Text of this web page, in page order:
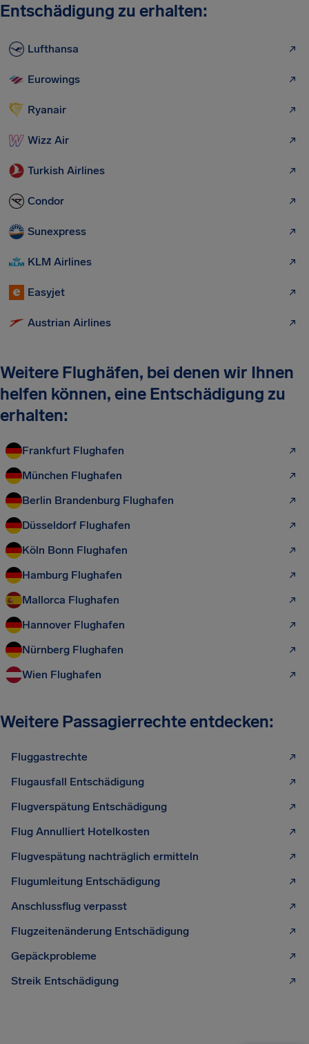
Entschädigung zu erhalten:
Lufthansa
Eurowings
Ryanair
Wizz Air
Turkish Airlines
Condor
Sunexpress
KLM Airlines
Easyjet
Austrian Airlines
Weitere Flughäfen, bei denen wir Ihnen
helfen können, eine Entschädigung zu
erhalten:
Frankfurt Flughafen
München Flughafen
Berlin Brandenburg Flughafen
Düsseldorf Flughafen
Köln Bonn Flughafen
Hamburg Flughafen
Mallorca Flughafen
Hannover Flughafen
Nürnberg Flughafen
Wien Flughafen
Weitere Passagierrechte entdecken:
Fluggastrechte
Flugausfall Entschädigung
Flugverspätung Entschädigung
Flug Annulliert Hotelkosten
Flugvespätung nachträglich ermitteln
Flugumleitung Entschädigung
Anschlussflug verpasst
Flugzeitenänderung Entschädigung
Gepäckprobleme
Streik Entschädigung